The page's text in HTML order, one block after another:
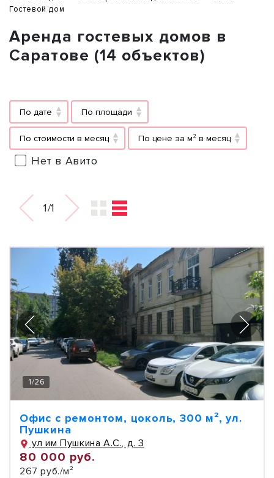
Гостевой дом
Аренда гостевых домов в
Саратове (14 объектов)
По дате По площади
По стоимости в месяц По цене за м² в месяц
Нет в Авито
1/1
1/26
Офис с ремонтом, цоколь, 300 м², ул.
Пушкина
ул им Пушкина А.С., д. 3
80 000 руб.
267 руб./м²